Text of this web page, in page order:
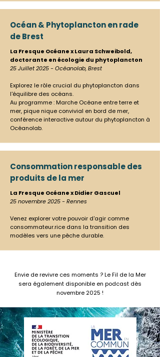
Océan & Phytoplancton en rade
de Brest
La Fresque Océane x Laura Schweibold,
doctorante en écologie du phytoplancton
25 Juillet 2025 - Océanolab, Brest
Explorez le rôle crucial du phytoplancton dans
l'équilibre des océans.
Au programme : Marche Océane entre terre et
mer, pique nique convivial en bord de mer,
conférence interactive autour du phytoplancton à
Océanolab.
Consommation responsable des
produits de la mer
La Fresque Océane x Didier Gascuel
25 novembre 2025 - Rennes
Venez explorer votre pouvoir d'agir comme
consommateur.rice dans la transition des
modèles vers une pêche durable.
​​Envie de revivre ces moments ? Le Fil de la Mer
sera également disponible en podcast dès
novembre 2025 !